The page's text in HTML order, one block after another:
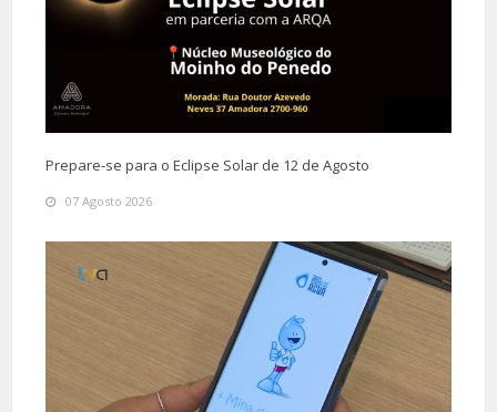
Prepare-se para o Eclipse Solar de 12 de Agosto
07 Agosto 2026